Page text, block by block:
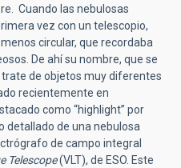
Cuando las nebulosas
vez con un telescopio,
circular, que recordaba
De ahí su nombre, que se
de objetos muy diferentes
recientemente en
como “highlight” por
detallado de una nebulosa
de campo integral
Telescope(VLT), de ESO. Este